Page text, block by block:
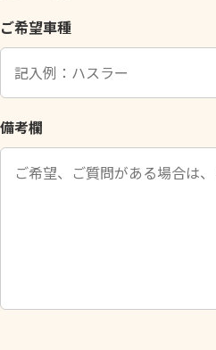
空
の
ま
に
し
ご希望車種
備考欄